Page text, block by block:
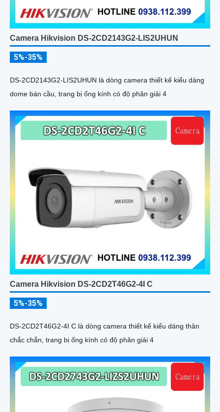
Camera Hikvision DS-2CD2143G2-LIS2UHUN
5%-35%
DS-2CD2143G2-LIS2UHUN là dòng camera thiết kế kiểu dáng
dome bán cầu, trang bị ống kính có độ phân giải 4
Camera Hikvision DS-2CD2T46G2-4I C
5%-35%
DS-2CD2T46G2-4I C là dòng camera thiết kế kiểu dáng thân
chắc chắn, trang bị ống kính có độ phân giải 4